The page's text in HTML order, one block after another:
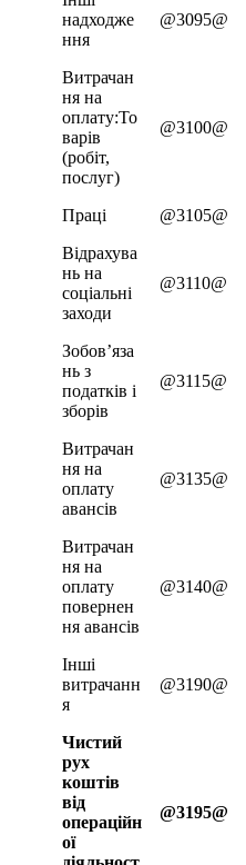
надходже
ння
@3095@
Витрачан
ня на
оплату:То
варів
(робіт,
послуг)
@3100@
Праці @3105@
Відрахува
нь на
соціальні
заходи
@3110@
Зобов’яза
нь з
податків і
зборів
@3115@
Витрачан
ня на
оплату
авансів
@3135@
Витрачан
ня на
оплату
повернен
ня авансів
@3140@
Інші
витрачанн
я
@3190@
Чистий
рух
коштів
від
операційн
ої
@3195@